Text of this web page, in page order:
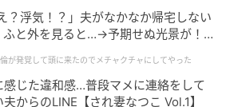
？浮気！？」夫がなかなか帰宅しない
ふと外を見ると…→予期せぬ光景が！
にしてやった
が発覚して頭に来たのでメチャクチャにしてやった
感じた違和感…普段マメに連絡をして
夫からのLINE【され妻なつこ Vol.1】